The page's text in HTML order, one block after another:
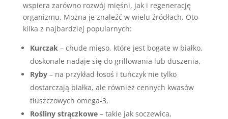
wspiera zarówno rozwój mięśni, jak i regenerację
organizmu. Można je znaleźć w wielu źródłach. Oto
kilka z najbardziej popularnych:
Kurczak– chude mięso, które jest bogate w białko,
doskonale nadaje się do grillowania lub duszenia,
Ryby– na przykład łosoś i tuńczyk nie tylko
dostarczają białka, ale również cennych kwasów
tłuszczowych omega-3,
Rośliny strączkowe– takie jak soczewica,